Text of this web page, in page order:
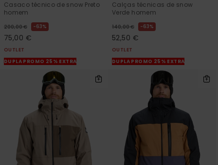
Casaco técnico de snow Preto
homem
200,00 € 63%
75,00 €
OUTLET
DUPLA PROMO 25% EXTRA
Calças técnicas de snow
Verde homem
140,00 € 63%
52,50 €
OUTLET
DUPLA PROMO 25% EXTRA